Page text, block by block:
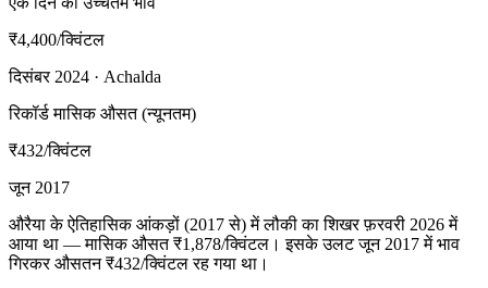
₹4,400/क्विंटल
दिसंबर 2024 · Achalda
रिकॉर्ड मासिक औसत (न्यूनतम)
₹432/क्विंटल
जून 2017
औरैया के ऐतिहासिक आंकड़ों (2017 से) में लौकी का शिखर फ़रवरी 2026 में
आया था — मासिक औसत ₹1,878/क्विंटल। इसके उलट जून 2017 में भाव
गिरकर औसतन ₹432/क्विंटल रह गया था।